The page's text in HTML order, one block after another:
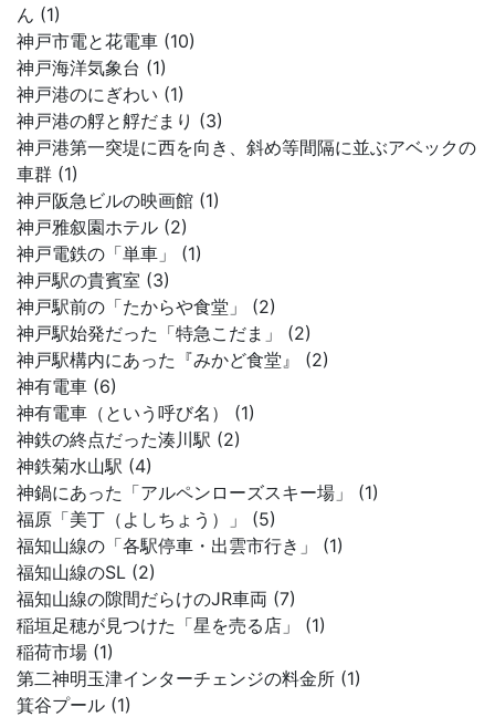
ん (1)
神戸市電と花電車 (10)
神戸海洋気象台 (1)
神戸港のにぎわい (1)
神戸港の艀と艀だまり (3)
神戸港第一突堤に西を向き、斜め等間隔に並ぶアベックの
車群 (1)
神戸阪急ビルの映画館 (1)
神戸雅叙園ホテル (2)
神戸電鉄の「単車」 (1)
神戸駅の貴賓室 (3)
神戸駅前の「たからや食堂」 (2)
神戸駅始発だった「特急こだま」 (2)
神戸駅構内にあった『みかど食堂』 (2)
神有電車 (6)
神有電車（という呼び名） (1)
神鉄の終点だった湊川駅 (2)
神鉄菊水山駅 (4)
神鍋にあった「アルペンローズスキー場」 (1)
福原「美丁（よしちょう）」 (5)
福知山線の「各駅停車・出雲市行き」 (1)
福知山線のSL (2)
福知山線の隙間だらけのJR車両 (7)
稲垣足穂が見つけた「星を売る店」 (1)
稲荷市場 (1)
第二神明玉津インターチェンジの料金所 (1)
箕谷プール (1)